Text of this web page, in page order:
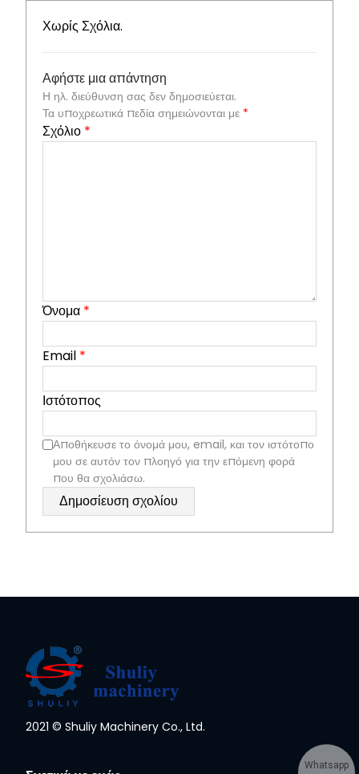
Χωρίς Σχόλια.
Αφήστε μια απάντηση
Η ηλ. διεύθυνση σας δεν δημοσιεύεται.
Τα υποχρεωτικά πεδία σημειώνονται με *
Σχόλιο *
Όνομα *
Email *
Ιστότοπος
Αποθήκευσε το όνομά μου, email, και τον ιστότοπο
μου σε αυτόν τον πλοηγό για την επόμενη φορά
που θα σχολιάσω.
2021 © Shuliy Machinery Co., Ltd.
Whatsapp